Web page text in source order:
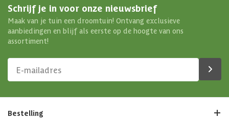
Schrijf je in voor onze nieuwsbrief
Maak van je tuin een droomtuin! Ontvang exclusieve
aanbiedingen en blijf als eerste op de hoogte van ons
assortiment!
Bestelling